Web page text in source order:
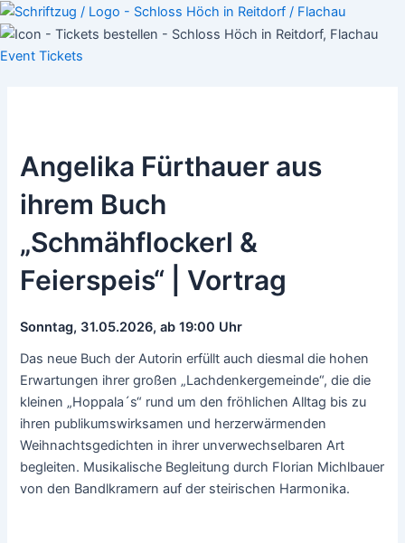
Skip
to
content
Event Tickets
Angelika Fürthauer aus
ihrem Buch
„Schmähflockerl &
Feierspeis“ | Vortrag
Sonntag, 31.05.2026, ab 19:00 Uhr
Das neue Buch der Autorin erfüllt auch diesmal die hohen
Erwartungen ihrer großen „Lachdenkergemeinde“, die die
kleinen „Hoppala´s“ rund um den fröhlichen Alltag bis zu
ihren publikumswirksamen und herzerwärmenden
Weihnachtsgedichten in ihrer unverwechselbaren Art
begleiten. Musikalische Begleitung durch Florian Michlbauer
von den Bandlkramern auf der steirischen Harmonika.
Post
navigation